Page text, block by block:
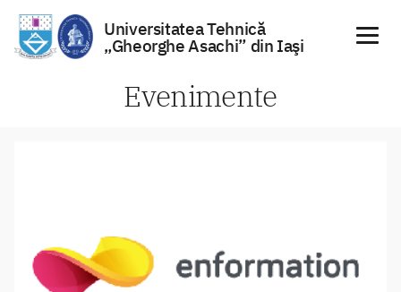
Universitatea Tehnică
„Gheorghe Asachi” din Iaşi
Evenimente